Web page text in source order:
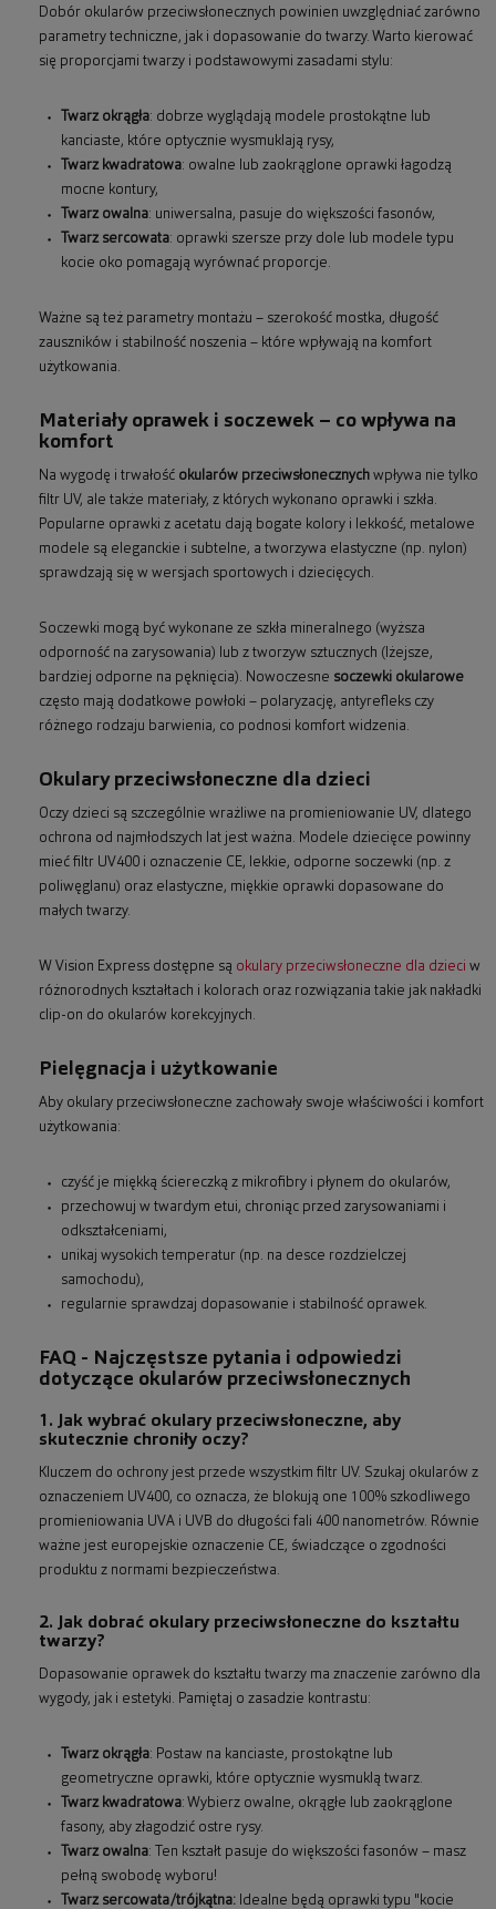
Dobór okularów przeciwsłonecznych powinien uwzględniać zarówno
parametry techniczne, jak i dopasowanie do twarzy. Warto kierować
się proporcjami twarzy i podstawowymi zasadami stylu:
Twarz okrągła: dobrze wyglądają modele prostokątne lub
kanciaste, które optycznie wysmuklają rysy,
Twarz kwadratowa: owalne lub zaokrąglone oprawki łagodzą
mocne kontury,
Twarz owalna: uniwersalna, pasuje do większości fasonów,
Twarz sercowata: oprawki szersze przy dole lub modele typu
kocie oko pomagają wyrównać proporcje.
Ważne są też parametry montażu – szerokość mostka, długość
zauszników i stabilność noszenia – które wpływają na komfort
użytkowania.
Materiały oprawek i soczewek – co wpływa na
komfort
Na wygodę i trwałość okularów przeciwsłonecznych wpływa nie tylko
filtr UV, ale także materiały, z których wykonano oprawki i szkła.
Popularne oprawki z acetatu dają bogate kolory i lekkość, metalowe
modele są eleganckie i subtelne, a tworzywa elastyczne (np. nylon)
sprawdzają się w wersjach sportowych i dziecięcych.
Soczewki mogą być wykonane ze szkła mineralnego (wyższa
odporność na zarysowania) lub z tworzyw sztucznych (lżejsze,
bardziej odporne na pęknięcia). Nowoczesne soczewki okularowe
często mają dodatkowe powłoki – polaryzację, antyrefleks czy
różnego rodzaju barwienia, co podnosi komfort widzenia.
Okulary przeciwsłoneczne dla dzieci
Oczy dzieci są szczególnie wrażliwe na promieniowanie UV, dlatego
ochrona od najmłodszych lat jest ważna. Modele dziecięce powinny
mieć filtr UV400 i oznaczenie CE, lekkie, odporne soczewki (np. z
poliwęglanu) oraz elastyczne, miękkie oprawki dopasowane do
małych twarzy.
W Vision Express dostępne są okulary przeciwsłoneczne dla dzieci w
różnorodnych kształtach i kolorach oraz rozwiązania takie jak nakładki
clip-on do okularów korekcyjnych.
Pielęgnacja i użytkowanie
Aby okulary przeciwsłoneczne zachowały swoje właściwości i komfort
użytkowania:
czyść je miękką ściereczką z mikrofibry i płynem do okularów,
przechowuj w twardym etui, chroniąc przed zarysowaniami i
odkształceniami,
unikaj wysokich temperatur (np. na desce rozdzielczej
samochodu),
regularnie sprawdzaj dopasowanie i stabilność oprawek.
FAQ - Najczęstsze pytania i odpowiedzi
dotyczące okularów przeciwsłonecznych
1. Jak wybrać okulary przeciwsłoneczne, aby
skutecznie chroniły oczy?
Kluczem do ochrony jest przede wszystkim filtr UV. Szukaj okularów z
oznaczeniem UV400, co oznacza, że blokują one 100% szkodliwego
promieniowania UVA i UVB do długości fali 400 nanometrów. Równie
ważne jest europejskie oznaczenie CE, świadczące o zgodności
produktu z normami bezpieczeństwa.
2. Jak dobrać okulary przeciwsłoneczne do kształtu
twarzy?
Dopasowanie oprawek do kształtu twarzy ma znaczenie zarówno dla
wygody, jak i estetyki. Pamiętaj o zasadzie kontrastu:
Twarz okrągła: Postaw na kanciaste, prostokątne lub
geometryczne oprawki, które optycznie wysmuklą twarz.
Twarz kwadratowa: Wybierz owalne, okrągłe lub zaokrąglone
fasony, aby złagodzić ostre rysy.
Twarz owalna: Ten kształt pasuje do większości fasonów – masz
pełną swobodę wyboru!
Twarz sercowata/trójkątna: Idealne będą oprawki typu "kocie